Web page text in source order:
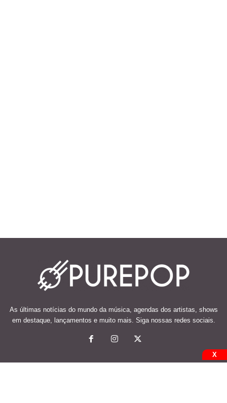
As últimas notícias do mundo da música, agendas dos artistas, shows
em destaque, lançamentos e muito mais. Siga nossas redes sociais.
X